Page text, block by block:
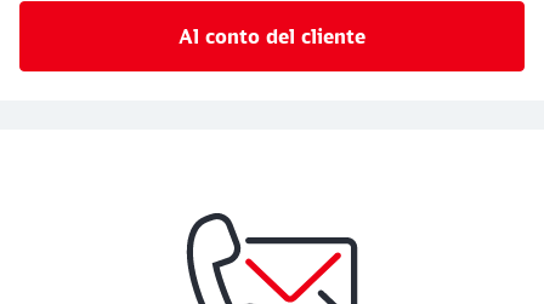
Al conto del cliente